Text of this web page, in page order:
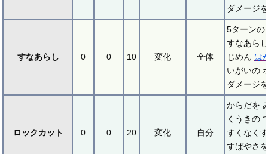
ダメージ
すなあらし 0 0 10 変化 全体
5ターンの
すなあら
じめん は
いがいの
ダメージ
ロックカット 0 0 20 変化 自分
からだを
くうきの
すくなく
すばやさ